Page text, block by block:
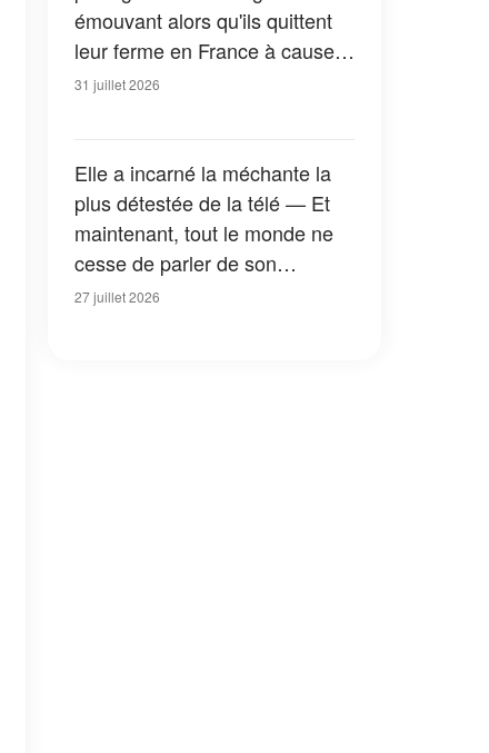
émouvant alors qu'ils quittent
leur ferme en France à cause
des feux de forêt — Tous les
31 juillet 2026
Elle a incarné la méchante la
plus détestée de la télé — Et
maintenant, tout le monde ne
cesse de parler de son
apparition dans la nouvelle
27 juillet 2026